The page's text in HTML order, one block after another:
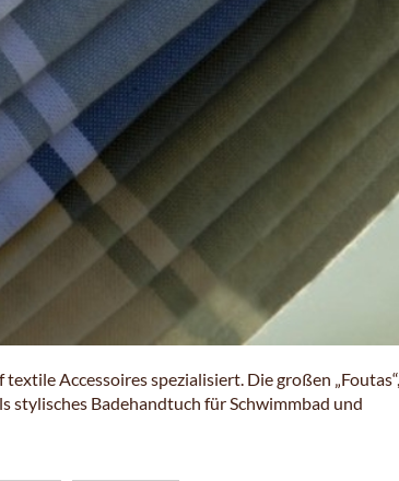
Accessoires spezialisiert. Die großen „Foutas“,
stylisches Badehandtuch für Schwimmbad und